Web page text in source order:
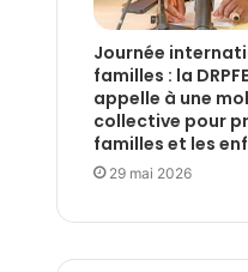
Journée
familles : la
appelle à une
collective pour
familles et les
29 mai 2026